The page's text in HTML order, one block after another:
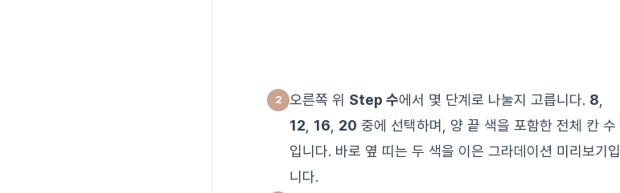
오른쪽 위 Step 수에서 몇 단계로 나눌지 고릅니다. 8
12 16 20 중에 선택하며, 양 끝 색을 포함한 전체 칸 수
입니다. 바로 옆 띠는 두 색을 이은 그라데이션 미리보기입
니다.